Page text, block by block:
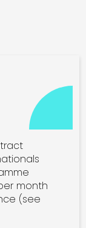
month
(see